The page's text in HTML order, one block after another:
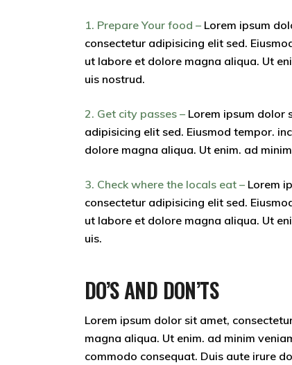
1. Prepare Your food – Lorem ipsum
consectetur adipisicing elit sed.
ut labore et dolore magna aliqua. Ut
uis nostrud.
2. Get city passes – Lorem ipsum dolor
adipisicing elit sed. Eiusmod tempor.
dolore magna aliqua. Ut enim. ad
3. Check where the locals eat – Lorem
consectetur adipisicing elit sed.
ut labore et dolore magna aliqua. Ut
uis.
DO’S AND DON’TS
Lorem ipsum dolor sit amet,
magna aliqua. Ut enim. ad minim
commodo consequat. Duis aute irure